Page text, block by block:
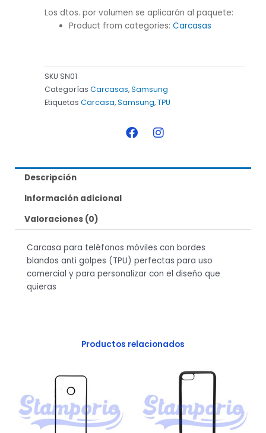
Los dtos. por volumen se aplicarán al paquete:
Product from categories:Carcasas
SKU SN01
Categorías Carcasas,Samsung
Etiquetas Carcasa,Samsung,TPU
F
a
b
I
n
a
Descripción
Información adicional
Valoraciones (0)
Carcasa para teléfonos móviles con bordes
blandos anti golpes (TPU) perfectas para uso
comercial y para personalizar con el diseño que
quieras
Productos relacionados
Lite
cantidad
2018/Y5
Lite
2018
cantidad